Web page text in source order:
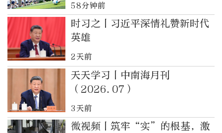
58分钟前
时习之丨习近平深情礼赞新时代
英雄
2天前
天天学习丨中南海月刊
（2026.07）
3天前
微视频丨筑牢“实”的根基，激